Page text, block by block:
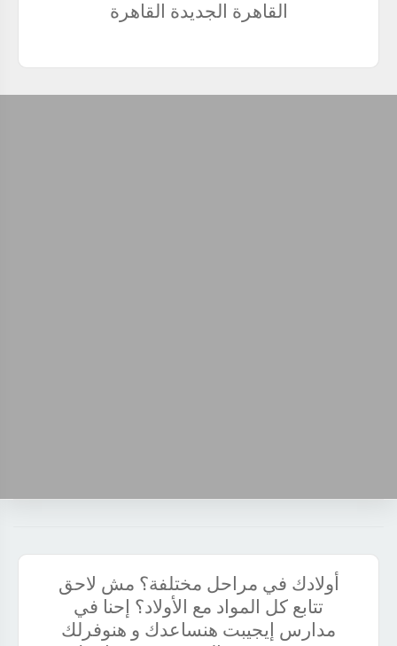
القاهرة الجديدة القاهرة
أولادك في مراحل مختلفة؟ مش لاحق
تتابع كل المواد مع الأولاد؟ إحنا في
مدارس إيجيبت هنساعدك و هنوفرلك